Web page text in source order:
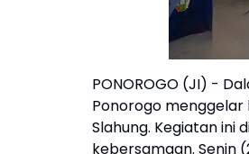
PONOROGO (JI) -
Ponorogo menggelar
Slahung. Kegiatan ini
kebersamaan. Senin